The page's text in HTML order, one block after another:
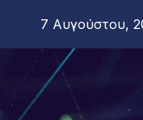
περιεχόμενο
7 Αυγούστου,